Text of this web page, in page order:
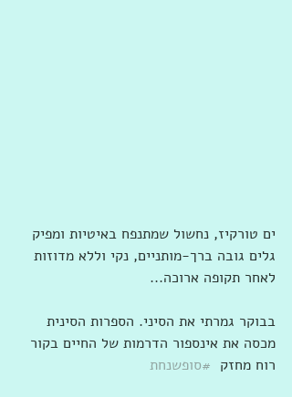
ים טורקיז, נחשול שמתנפח באיטיות ומפיק
גלים גובה ברך-מותניים, נקי וללא מדוזות
לאחר תקופה ארוכה...
בבוקר גמרתי את הסיני. הספרות הסינית
מכסה את אינספור הדרמות של החיים בקור
רוח מחזק #סופשנחת